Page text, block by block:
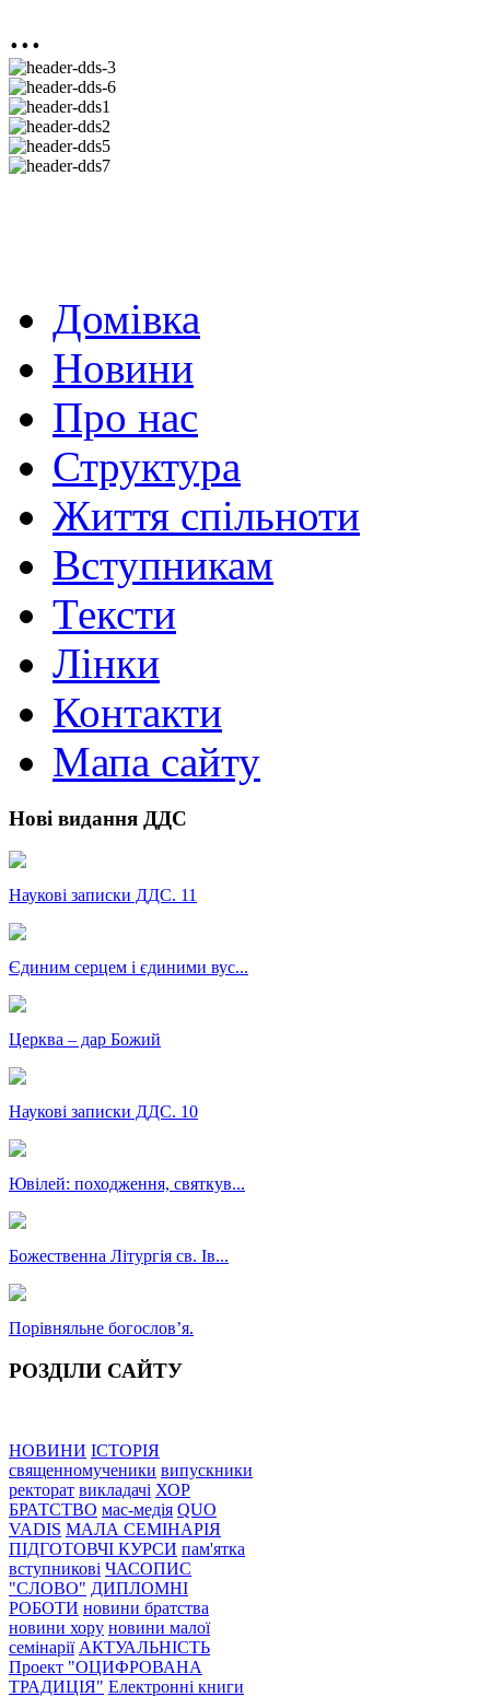
...
Домівка
Новини
Про нас
Структура
Життя спільноти
Вступникам
Тексти
Лінки
Контакти
Мапа сайту
Нові видання ДДС
Наукові записки ДДС. 11
Єдиним серцем і єдиними вус...
Церква – дар Божий
Наукові записки ДДС. 10
Ювілей: походження, святкув...
Божественна Літургія св. Ів...
Порівняльне богословʼя.
РОЗДІЛИ САЙТУ
НОВИНИ ІСТОРІЯ
священномученики випускники
ректорат викладачі ХОР
БРАТСТВО мас-медія QUO
VADIS МАЛА СЕМІНАРІЯ
ПІДГОТОВЧІ КУРСИ пам'ятка
вступникові ЧАСОПИС
"СЛОВО" ДИПЛОМНІ
РОБОТИ новини братства
новини хору новини малої
семінарії АКТУАЛЬНІСТЬ
Проект "ОЦИФРОВАНА
ТРАДИЦІЯ" Електронні книги